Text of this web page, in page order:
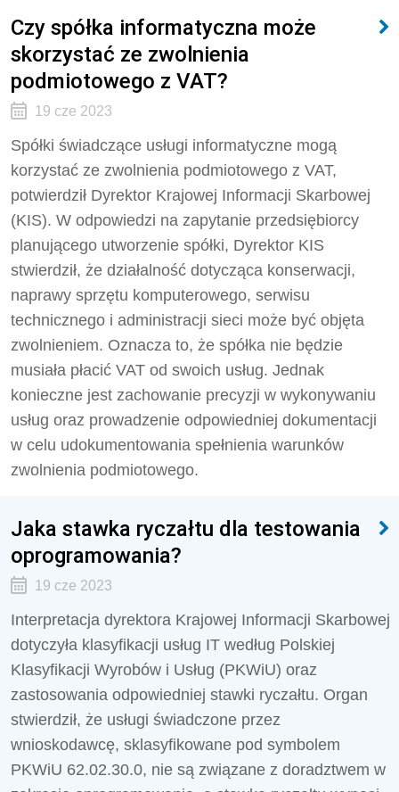
Czy spółka informatyczna może
skorzystać ze zwolnienia
podmiotowego z VAT?
19 cze 2023
Spółki świadczące usługi informatyczne mogą
korzystać ze zwolnienia podmiotowego z VAT,
potwierdził Dyrektor Krajowej Informacji Skarbowej
(KIS). W odpowiedzi na zapytanie przedsiębiorcy
planującego utworzenie spółki, Dyrektor KIS
stwierdził, że działalność dotycząca konserwacji,
naprawy sprzętu komputerowego, serwisu
technicznego i administracji sieci może być objęta
zwolnieniem. Oznacza to, że spółka nie będzie
musiała płacić VAT od swoich usług. Jednak
konieczne jest zachowanie precyzji w wykonywaniu
usług oraz prowadzenie odpowiedniej dokumentacji
w celu udokumentowania spełnienia warunków
zwolnienia podmiotowego.
Jaka stawka ryczałtu dla testowania
oprogramowania?
19 cze 2023
Interpretacja dyrektora Krajowej Informacji Skarbowej
dotyczyła klasyfikacji usług IT według Polskiej
Klasyfikacji Wyrobów i Usług (PKWiU) oraz
zastosowania odpowiedniej stawki ryczałtu. Organ
stwierdził, że usługi świadczone przez
wnioskodawcę, sklasyfikowane pod symbolem
PKWiU 62.02.30.0, nie są związane z doradztwem w